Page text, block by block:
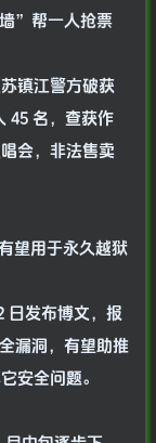
”帮一人抢票
镇江警方破获
45 名，查获作
会，非法售卖
望用于永久越狱
日发布博文，报
漏洞，有望助推
安全问题。